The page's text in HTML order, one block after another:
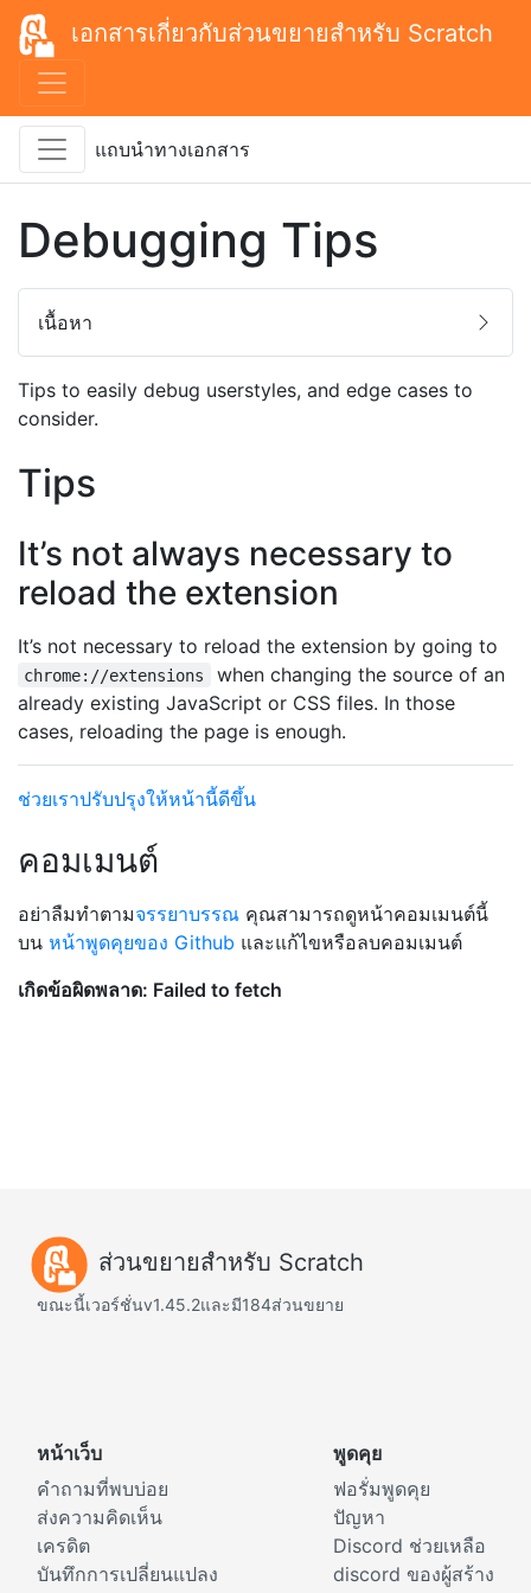
เอกสารเกี่ยวกับส่วนขยายสำหรับ Scratch
แถบนำทางเอกสาร
เนื้อหา
Debugging Tips
Tips to easily debug userstyles, and edge cases to
consider.
Tips
It’s not always necessary to
reload the extension
It’s not necessary to reload the extension by going to
chrome://extensions
when changing the source of an
already existing JavaScript or CSS files. In those
cases, reloading the page is enough.
ช่วยเราปรับปรุงให้หน้านี้ดีขึ้น
คอมเมนต์
อย่าลืมทำตามจรรยาบรรณ คุณสามารถดูหน้าคอมเมนต์นี้
บน หน้าพูดคุยของ Github และแก้ไขหรือลบคอมเมนต์
ส่วนขยายสำหรับ Scratch
ขณะนี้เวอร์ชั่นv1.45.2และมี184ส่วนขยาย
หน้าเว็บ
คำถามที่พบบ่อย
ส่งความคิดเห็น
เครดิต
บันทึกการเปลี่ยนแปลง
พูดคุย
ฟอรั่มพูดคุย
ปัญหา
Discord ช่วยเหลือ
discord ของผู้สร้าง